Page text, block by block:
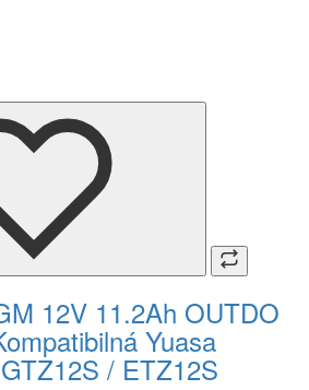
12V 11.2Ah OUTDO
Yuasa
/ ETZ12S